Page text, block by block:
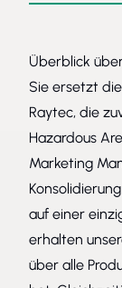
Überblick
Sie ersetzt
Raytec, die
Hazardous
Marketing
auf einer
erhalten
über alle